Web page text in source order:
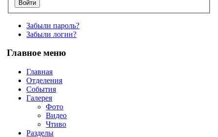
Забыли пароль?
Забыли логин?
Главное меню
Главная
Отделения
События
Галерея
Фото
Видео
Чтиво
Разделы